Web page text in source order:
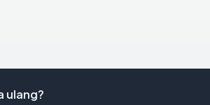
ulang?